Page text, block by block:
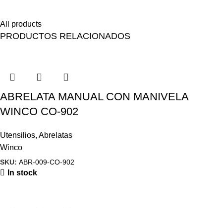
All products
PRODUCTOS RELACIONADOS
ABRELATA MANUAL CON MANIVELA
WINCO CO-902
Utensilios, Abrelatas
Winco
SKU: ABR-009-CO-902
In stock